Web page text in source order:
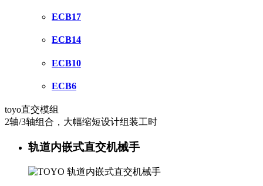
ECB17
ECB14
ECB10
ECB6
toyo直交模组
2轴/3轴组合，大幅缩短设计组装工时
轨道内嵌式直交机械手